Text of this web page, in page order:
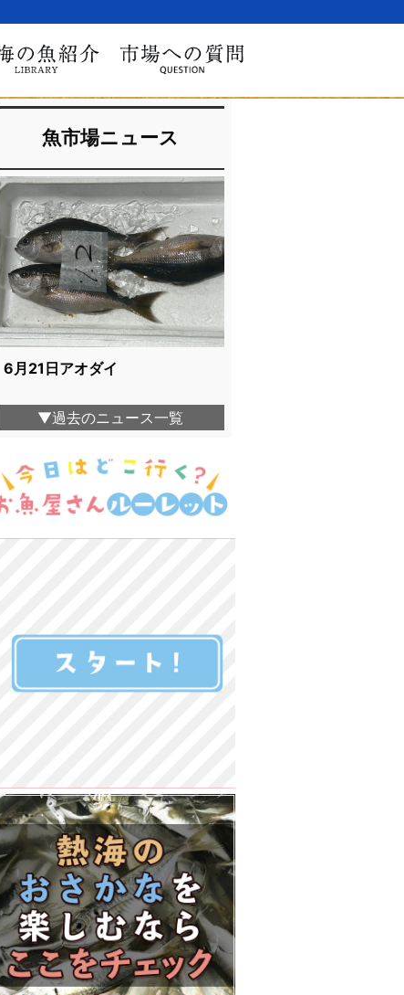
魚市場ニュース
6月21日アオダイ
▼過去のニュース一覧